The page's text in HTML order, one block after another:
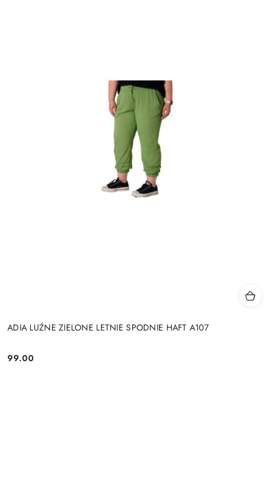
ADIA LUŹNE ZIELONE LETNIE SPODNIE HAFT A107
Cena:
99.00